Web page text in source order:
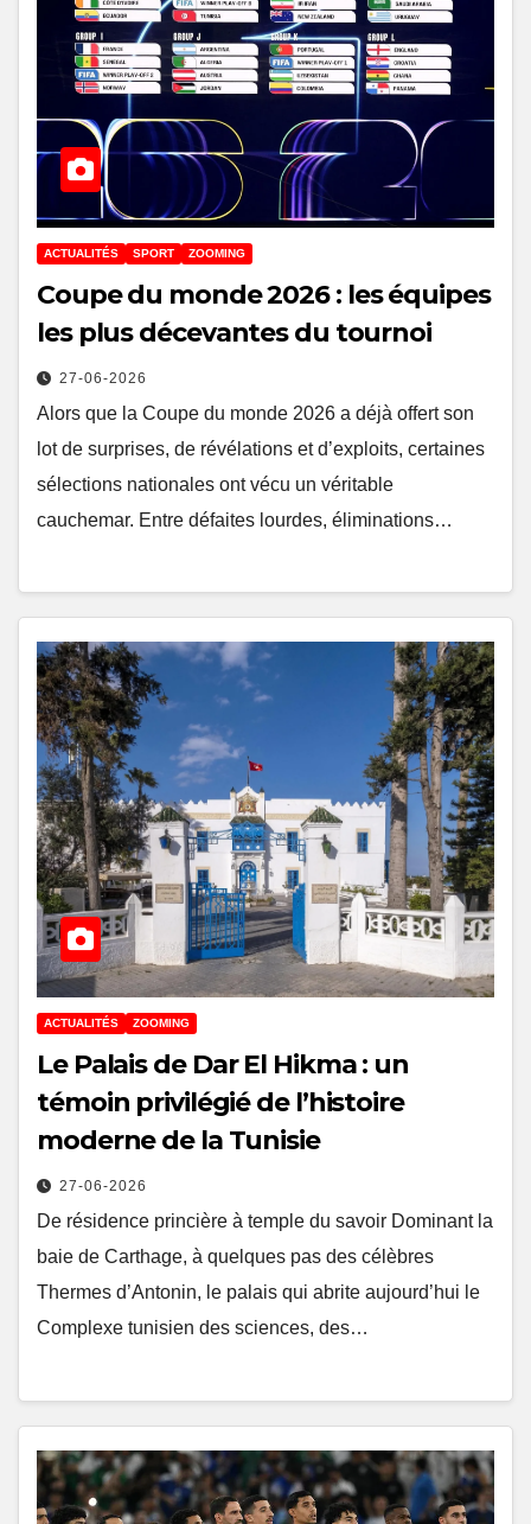
ACTUALITÉS SPORT ZOOMING
Coupe du monde 2026 : les équipes
les plus décevantes du tournoi
27-06-2026
Alors que la Coupe du monde 2026 a déjà offert son
lot de surprises, de révélations et d’exploits, certaines
sélections nationales ont vécu un véritable
cauchemar. Entre défaites lourdes, éliminations…
ACTUALITÉS ZOOMING
Le Palais de Dar El Hikma : un
témoin privilégié de l’histoire
moderne de la Tunisie
27-06-2026
De résidence princière à temple du savoir Dominant la
baie de Carthage, à quelques pas des célèbres
Thermes d’Antonin, le palais qui abrite aujourd’hui le
Complexe tunisien des sciences, des…